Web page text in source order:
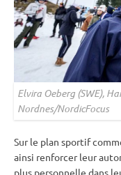
Elvira Oeberg (SWE),
Nordnes/NordicFocus
Sur le plan sportif
ainsi renforcer leur
plus personnelle dans